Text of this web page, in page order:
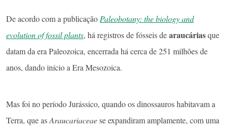
De acordo com a publicação Paleobotany: the biology and
evolution of fossil plants, há registros de fósseis dearaucáriasque
datam da era Paleozoica, encerrada há cerca de 251 milhões de
anos, dando início a Era Mesozoica.
Mas foi no período Jurássico, quando os dinossauros habitavam a
Terra, que asAraucariaceaese expandiram amplamente, com uma